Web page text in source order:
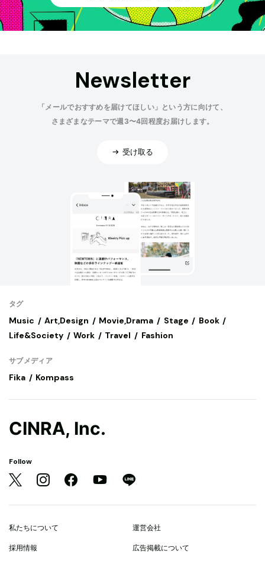
Newsletter
「メールでおすすめを届けてほしい」という方に向けて、
さまざまなテーマで週3〜4回程度お届けします。
受け取る
タグ
Music Art,Design Movie,Drama Stage
Book
Life&Society
Work Travel Fashion
サブメディア
Fika Kompass
CINRA, Inc.
Follow
私たちについて 運営会社
採用情報 広告掲載について